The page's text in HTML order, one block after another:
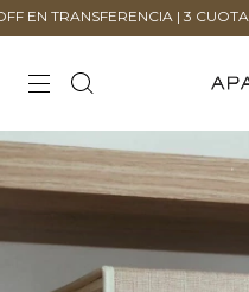
TRANSFERENCIA | 3 CUOTAS